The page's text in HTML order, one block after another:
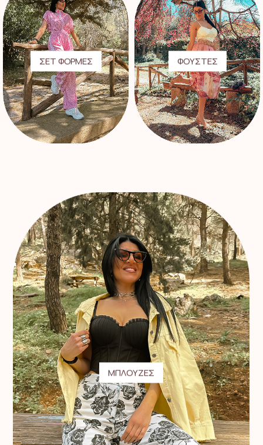
ΣΕΤ ΦΟΡΜΕΣ ΦΟΥΣΤΕΣ
ΜΠΛΟΥΖΕΣ